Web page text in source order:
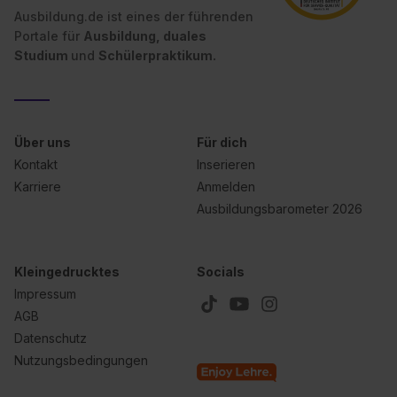
Wirkung für die Zukunft ganz oder teilweise über unsere
Datenschutzerklärung unter dem Punkt „Datenschutz-
Einstellungen“ widerrufen. Weitere Informationen zu den
zeigen“. Weitere Informationen:
Ausbildung.de ist eines der führenden
Portale für Ausbildung, duales
Studium und Schülerpraktikum.
Über uns
Kontakt
Karriere
Für dich
Inserieren
Anmelden
Ausbildungsbarometer 2026
Kleingedrucktes
Impressum
AGB
Datenschutz
Nutzungsbedingungen
Socials